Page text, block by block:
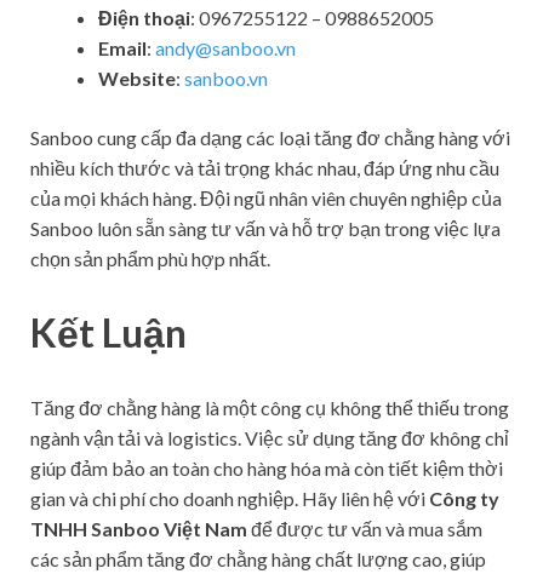
Điện thoại: 0967255122 – 0988652005
Email: andy@sanboo.vn
Website: sanboo.vn
Sanboo cung cấp đa dạng các loại tăng đơ chằng hàng với
nhiều kích thước và tải trọng khác nhau, đáp ứng nhu cầu
của mọi khách hàng. Đội ngũ nhân viên chuyên nghiệp của
Sanboo luôn sẵn sàng tư vấn và hỗ trợ bạn trong việc lựa
chọn sản phẩm phù hợp nhất.
Kết Luận
Tăng đơ chằng hàng là một công cụ không thể thiếu trong
ngành vận tải và logistics. Việc sử dụng tăng đơ không chỉ
giúp đảm bảo an toàn cho hàng hóa mà còn tiết kiệm thời
gian và chi phí cho doanh nghiệp. Hãy liên hệ với Công ty
TNHH Sanboo Việt Nam để được tư vấn và mua sắm
các sản phẩm tăng đơ chằng hàng chất lượng cao, giúp